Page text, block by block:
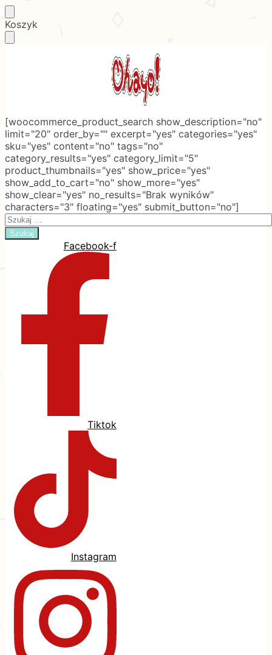
Skip
to
Skip
to
Koszyk
[woocommerce_product_search show_description="no"
limit="20" order_by="" excerpt="yes" categories="yes"
sku="yes" content="no" tags="no"
category_results="yes" category_limit="5"
product_thumbnails="yes" show_price="yes"
show_add_to_cart="no" show_more="yes"
show_clear="yes" no_results="Brak wyników"
characters="3" floating="yes" submit_button="no"]
Search
for:
Facebook-f
Tiktok
Instagram